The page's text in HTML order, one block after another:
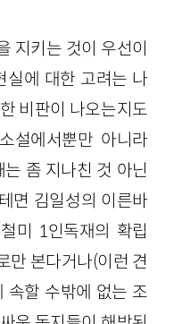
지키는 것이 우선이
실에 대한 고려는 나
비판이 나오는지도
설에서뿐만 아니라
좀 지나친 것 아닌
면 김일성의 이른바
미 1인독재의 확립
만 본다거나(이런 견
속할 수밖에 없는 조